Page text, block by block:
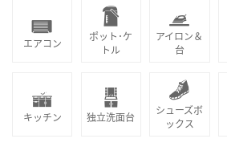
エアコン
ポット･ケ
トル
アイロン＆
台
キッチン 独立洗面台
シューズボ
ックス